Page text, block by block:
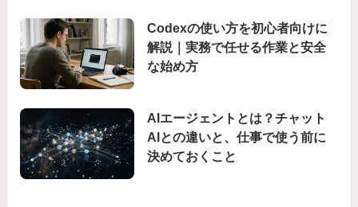
Codexの使い方を初心者向けに
解説｜実務で任せる作業と安全
な始め方
AIエージェントとは？チャット
AIとの違いと、仕事で使う前に
決めておくこと